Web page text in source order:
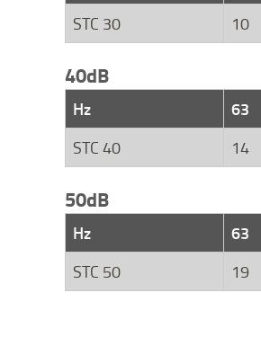
STC 30
10
40dB
Hz 63
STC 40
14
50dB
Hz 63
STC 50
19